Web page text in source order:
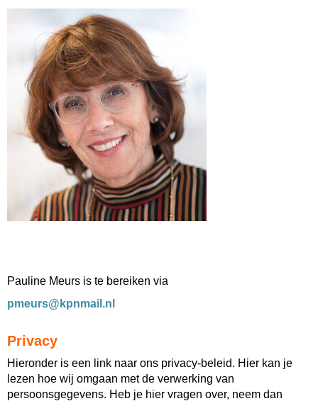
Pauline Meurs is te bereiken via
sruemp@kpnmail.nl
Privacy
Hieronder is een link naar ons privacy-beleid. Hier kan je
lezen hoe wij omgaan met de verwerking van
persoonsgegevens. Heb je hier vragen over, neem dan